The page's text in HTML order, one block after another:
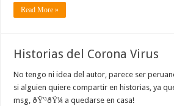
Read More »
Historias del Corona Virus
No tengo ni idea del autor, parece ser
si alguien quiere compartir en historias, ya
msg, ðŸ’ªðŸ¼ a quedarse en casa!